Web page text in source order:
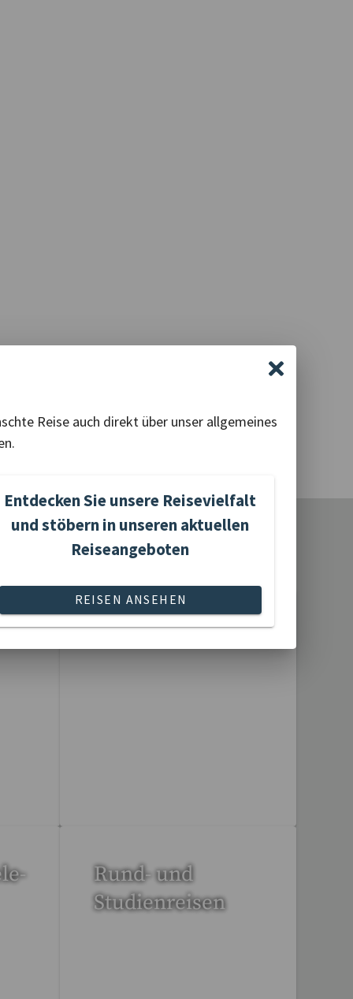
Rund- und
Studienreisen
Reise auch direkt über unser allgemeines
Entdecken Sie unsere Reisevielfalt
und stöbern in unseren aktuellen
Reiseangeboten
REISEN ANSEHEN